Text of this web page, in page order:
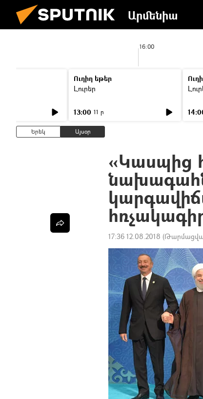
Արմենիա
16:00
Ուղիղ եթեր
Լուրեր
13:00 11 ր
Երեկ Այսօր
«Կասպից
17:36 12.08.2018